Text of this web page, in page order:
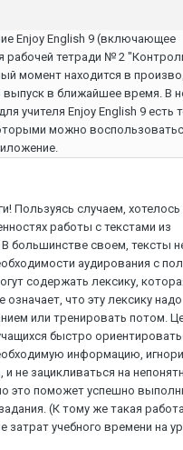
Enjoy English 9 (включающее
рабочей тетради № 2
момент находится в
выпуск в ближайшее время. В
учителя Enjoy English 9 есть
можно
Пользуясь случаем,
работы с текстами из
большинстве своем, тексты
аудирования с
содержать лексику,
означает, что эту лексику
или тренировать потом.
быстро
информацию,
не зацикливаться на
это поможет успешно
(К тому же такая
затрат учебного времени на